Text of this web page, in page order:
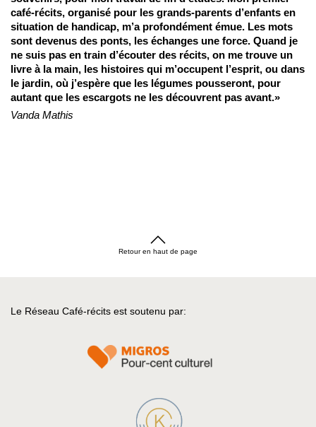
café-récits, organisé pour les grands-parents d’enfants en
situation de handicap, m’a profondément émue. Les mots
sont devenus des ponts, les échanges une force. Quand je
ne suis pas en train d’écouter des récits, on me trouve un
livre à la main, les histoires qui m’occupent l’esprit, ou dans
le jardin, où j’espère que les légumes pousseront, pour
autant que les escargots ne les découvrent pas avant.»
Vanda Mathis
Retour en haut de page
Le Réseau Café-récits est soutenu par: